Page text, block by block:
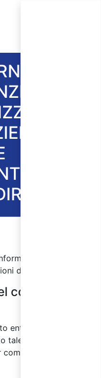
LA
ai requisiti
del 17/4/25.
corso E-
entro 60 giorni dalla
tale termine, non sarà
l'attività